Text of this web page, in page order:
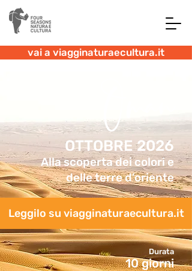
vai a viagginaturaecultura.it
Oman
OTTOBRE 2026
Alla scoperta dei colori e
delle terre d’oriente
Leggilo su viagginaturaecultura.it
Durata
10 giorni